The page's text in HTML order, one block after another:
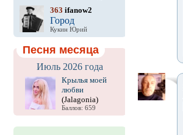
363 ifanow2
Город
Кукин Юрий
Песня месяца
Июль 2026 года
Крылья моей
любви
(Jalagonia)
Баллов: 659